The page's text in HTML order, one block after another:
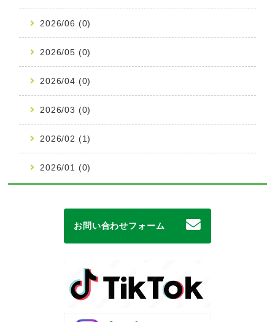
2026/06 (0)
2026/05 (0)
2026/04 (0)
2026/03 (0)
2026/02 (1)
2026/01 (0)
お問い合わせフォーム